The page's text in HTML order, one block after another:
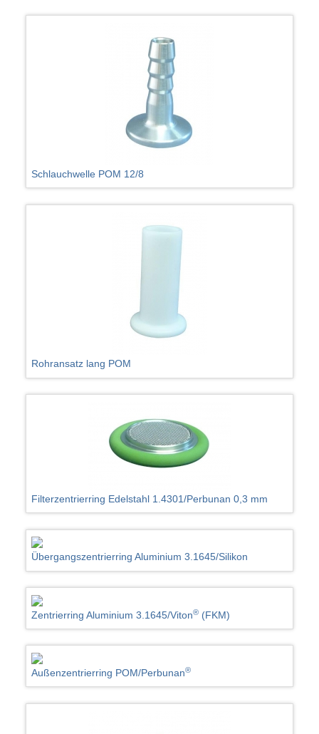
Schlauchwelle POM 12/8
Rohransatz lang POM
Filterzentrierring Edelstahl 1.4301/Perbunan 0,3 mm
Übergangszentrierring Aluminium 3.1645/Silikon
Zentrierring Aluminium 3.1645/Viton® (FKM)
Außenzentrierring POM/Perbunan®